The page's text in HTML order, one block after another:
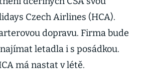
Czech Airlines (HCA).
dopravu. Firma bude
letadla i s posádkou.
má nastat v létě.